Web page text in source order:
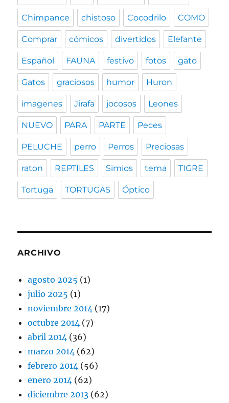
Chimpance chistoso Cocodrilo COMO
Comprar cómicos divertidos Elefante
Español FAUNA festivo fotos gato
Gatos graciosos humor Huron
imagenes Jirafa jocosos Leones
NUEVO PARA PARTE Peces
PELUCHE perro Perros Preciosas
raton REPTILES Simios tema TIGRE
Tortuga TORTUGAS Óptico
ARCHIVO
agosto 2025 (1)
julio 2025 (1)
noviembre 2014 (17)
octubre 2014 (7)
abril 2014 (36)
marzo 2014 (62)
febrero 2014 (56)
enero 2014 (62)
diciembre 2013 (62)